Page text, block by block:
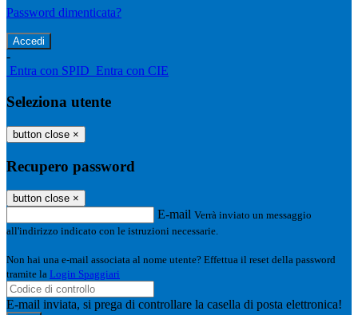
Password dimenticata?
-
Entra con SPID Entra con CIE
Seleziona utente
button close ×
Recupero password
button close ×
E-mail Verrà inviato un messaggio
all'indirizzo indicato con le istruzioni necessarie.
Non hai una e-mail associata al nome utente? Effettua il reset della password
tramite la Login Spaggiari
E-mail inviata, si prega di controllare la casella di posta elettronica!